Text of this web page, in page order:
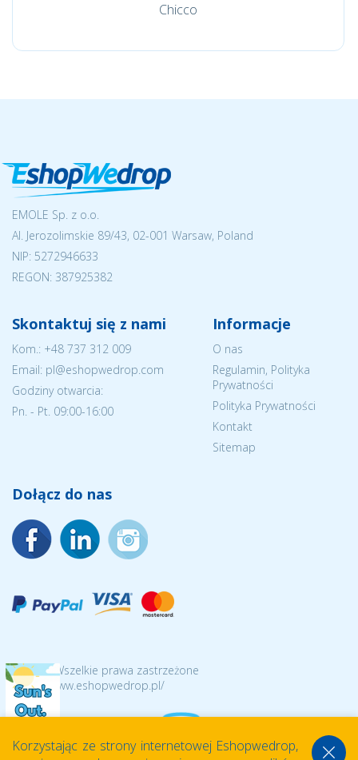
Chicco
EMOLE Sp. z o.o.
Al. Jerozolimskie 89/43, 02-001 Warsaw, Poland
NIP: 5272946633
REGON: 387925382
Skontaktuj się z nami
Kom.: +48 737 312 009
Email: pl@eshopwedrop.com
Godziny otwarcia:
Pn. - Pt. 09:00-16:00
Informacje
O nas
Regulamin, Polityka
Prywatności
Polityka Prywatności
Kontakt
Sitemap
Dołącz do nas
© 2026 Wszelkie prawa zastrzeżone
https://www.eshopwedrop.pl/
Korzystając ze strony internetowej Eshopwedrop,